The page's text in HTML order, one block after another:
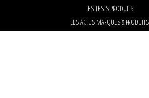
LES TESTS PRODUITS
LES ACTUS MARQUES & PRODUITS